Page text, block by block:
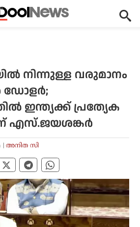
നിന്നുള്ള വരുമാനം
ഡോളര്‍;
ഇന്ത്യക്ക് പ്രത്യേക
എസ്.ജയശങ്കര്‍
അനിത സി